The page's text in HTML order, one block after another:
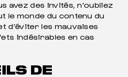
avez des invités, n’oubliez
le monde du contenu du
d’éviter les mauvaises
indésirables en cas
DE